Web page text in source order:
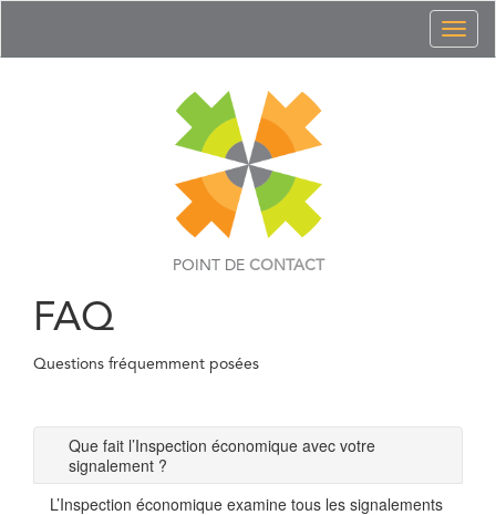
POINT DE CONTACT
FAQ
Questions fréquemment posées
Que fait l’Inspection économique avec votre
signalement ?
L’Inspection économique examine tous les signalements